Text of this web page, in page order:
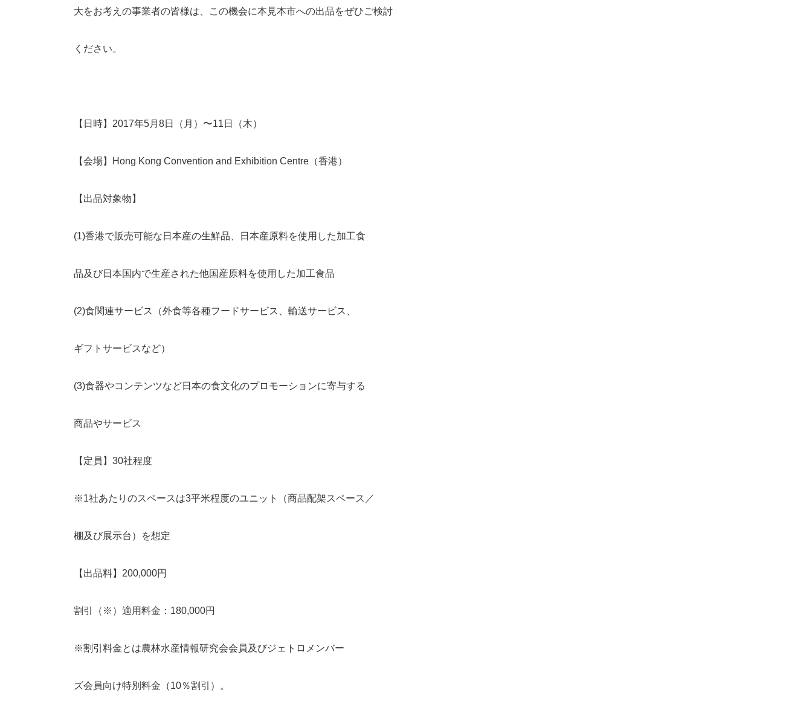
大をお考えの事業者の皆様は、この機会に本見本市への出品をぜひご検討
ください。
【日時】2017年5月8日（月）〜11日（木）
【会場】Hong Kong Convention and Exhibition Centre（香港）
【出品対象物】
(1)香港で販売可能な日本産の生鮮品、日本産原料を使用した加工食
品及び日本国内で生産された他国産原料を使用した加工食品
(2)食関連サービス（外食等各種フードサービス、輸送サービス、
ギフトサービスなど）
(3)食器やコンテンツなど日本の食文化のプロモーションに寄与する
商品やサービス
【定員】30社程度
※1社あたりのスペースは3平米程度のユニット（商品配架スペース／
棚及び展示台）を想定
【出品料】200,000円
割引（※）適用料金：180,000円
※割引料金とは農林水産情報研究会会員及びジェトロメンバー
ズ会員向け特別料金（10％割引）。